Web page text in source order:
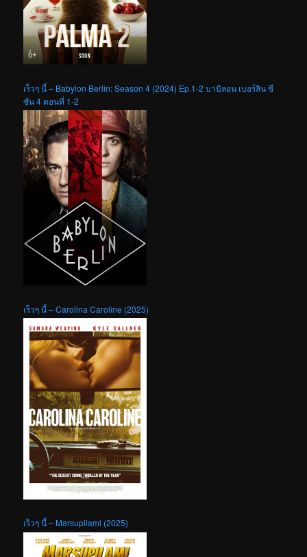
เร็วๆ นี้ – Babylon Berlin: Season 4 (2024) Ep.1-2 บาบิลอน เบอร์ลิน ซี
ซัน 4 ตอนที่ 1-2
เร็วๆ นี้ – Carolina Caroline (2025)
เร็วๆ นี้ – Marsupilami (2025)